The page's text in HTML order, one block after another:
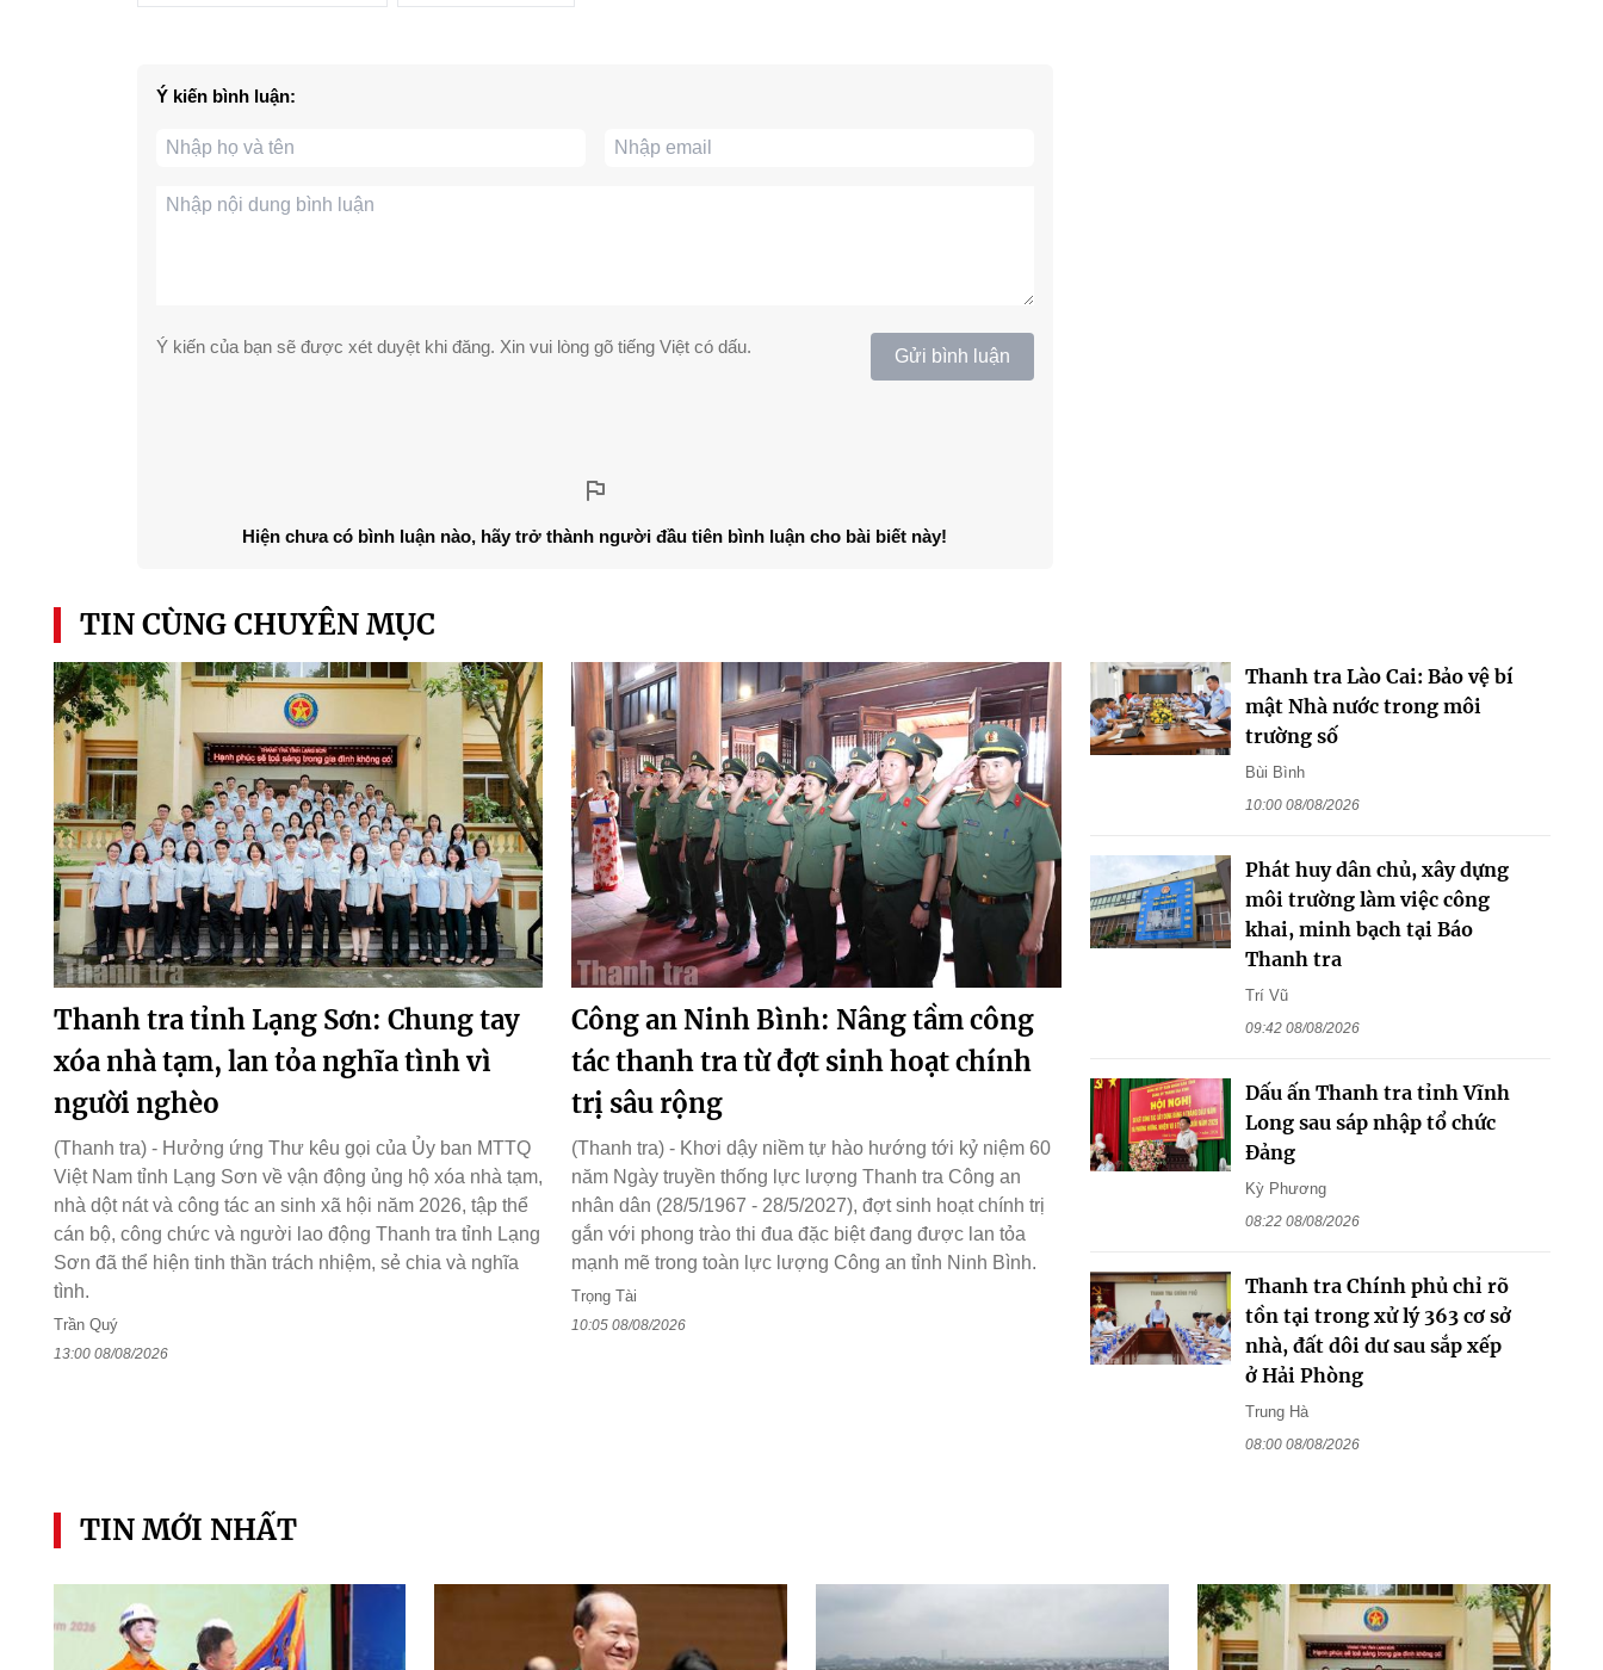
Ý kiến bình luận:
Ý kiến của bạn sẽ được xét duyệt khi đăng. Xin vui lòng gõ tiếng Việt có dấu. Gửi bình luận
Hiện chưa có bình luận nào, hãy trở thành người đầu tiên bình luận cho bài biết này!
TIN CÙNG CHUYÊN MỤC
Thanh tra tỉnh Lạng Sơn: Chung tay
xóa nhà tạm, lan tỏa nghĩa tình vì
người nghèo
(Thanh tra) - Hưởng ứng Thư kêu gọi của Ủy ban MTTQ
Việt Nam tỉnh Lạng Sơn về vận động ủng hộ xóa nhà tạm,
nhà dột nát và công tác an sinh xã hội năm 2026, tập thể
cán bộ, công chức và người lao động Thanh tra tỉnh Lạng
Sơn đã thể hiện tinh thần trách nhiệm, sẻ chia và nghĩa
tình.
Trần Quý
13:00 08/08/2026
Công an Ninh Bình: Nâng tầm công
tác thanh tra từ đợt sinh hoạt chính
trị sâu rộng
(Thanh tra) - Khơi dậy niềm tự hào hướng tới kỷ niệm 60
năm Ngày truyền thống lực lượng Thanh tra Công an
nhân dân (28/5/1967 - 28/5/2027), đợt sinh hoạt chính trị
gắn với phong trào thi đua đặc biệt đang được lan tỏa
mạnh mẽ trong toàn lực lượng Công an tỉnh Ninh Bình.
Trọng Tài
10:05 08/08/2026
Thanh tra Lào Cai: Bảo vệ bí
mật Nhà nước trong môi
trường số
Bùi Bình
10:00 08/08/2026
Phát huy dân chủ, xây dựng
môi trường làm việc công
khai, minh bạch tại Báo
Thanh tra
Trí Vũ
09:42 08/08/2026
Dấu ấn Thanh tra tỉnh Vĩnh
Long sau sáp nhập tổ chức
Đảng
Kỳ Phương
08:22 08/08/2026
Thanh tra Chính phủ chỉ rõ
tồn tại trong xử lý 363 cơ sở
nhà, đất dôi dư sau sắp xếp
ở Hải Phòng
Trung Hà
08:00 08/08/2026
TIN MỚI NHẤT